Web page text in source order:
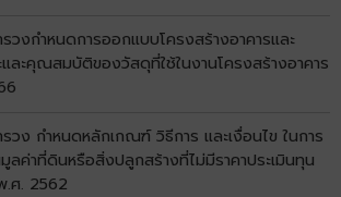
วงกำหนดการออกแบบโครงสร้างอาคารและ
ละคุณสมบัติของวัสดุที่ใช้ในงานโครงสร้างอาคาร
วง กำหนดหลักเกณฑ์ วิธีการ และเงื่อนไข ในการ
ลค่าที่ดินหรือสิ่งปลูกสร้างที่ไม่มีราคาประเมินทุน
ศ. 2562